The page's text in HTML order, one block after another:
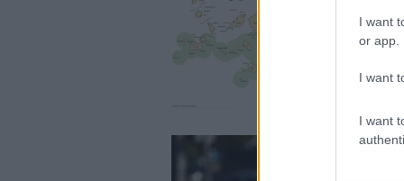
I want
or app.
I want
I want